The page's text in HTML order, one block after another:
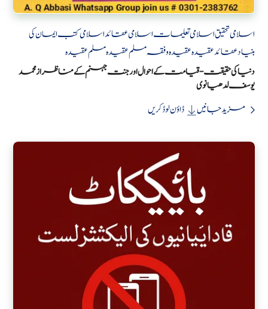
اسلامی تحقیقاسلامی تعلیماتاسلامی عقائداسلامی کتبایمان کی
بنیادعقائدعقیدہعقیدہ و فقہمسلم عقیدہمسلم عقیدہ
دنیا کی حقیقت - قیامت کے احوال اور جنت جہنم کے مناظر از محمد
یوسف لدھیانوی
مزید جانیں
ڈاؤن لوڈ کریں